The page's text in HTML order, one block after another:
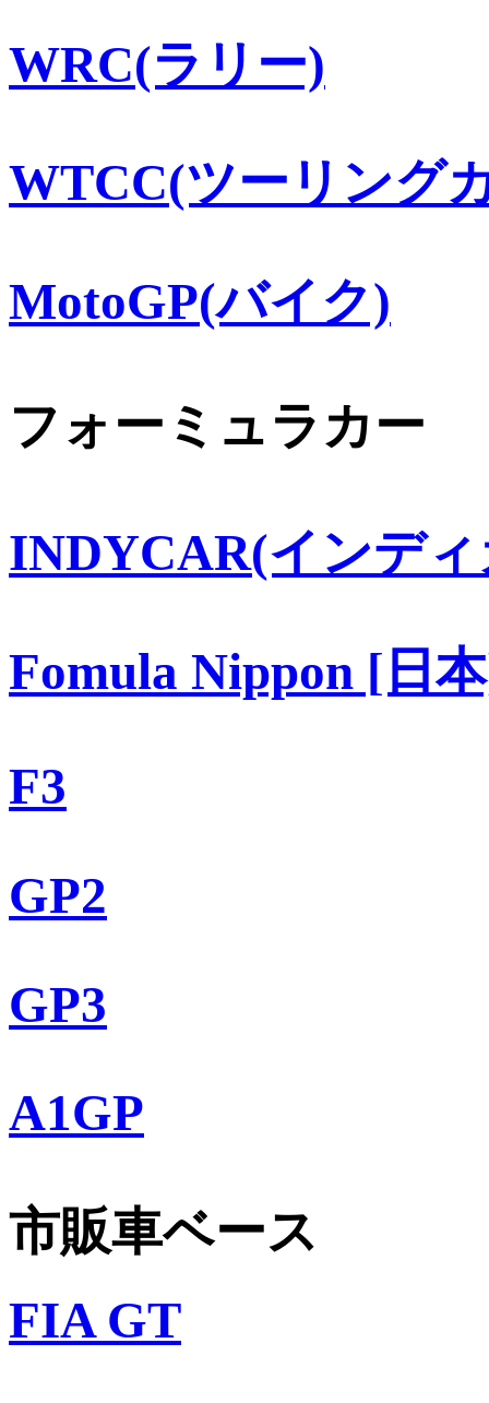
WRC(ラリー)
WTCC(ツーリング
MotoGP(バイク)
フォーミュラカー
INDYCAR(インデ
Fomula Nippon [日
F3
GP2
GP3
A1GP
市販車ベース
FIA GT